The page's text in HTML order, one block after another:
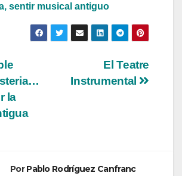
sentir musical antiguo
El Teatre
Instrumental
la
PorPablo Rodríguez Canfranc